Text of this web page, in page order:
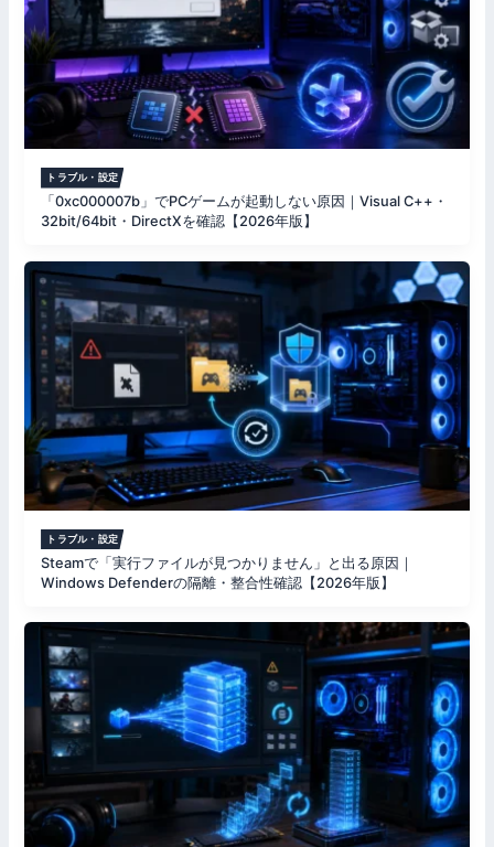
トラブル・設定
「0xc000007b」でPCゲームが起動しない原因｜Visual C++・
32bit/64bit・DirectXを確認【2026年版】
トラブル・設定
Steamで「実行ファイルが見つかりません」と出る原因｜
Windows Defenderの隔離・整合性確認【2026年版】